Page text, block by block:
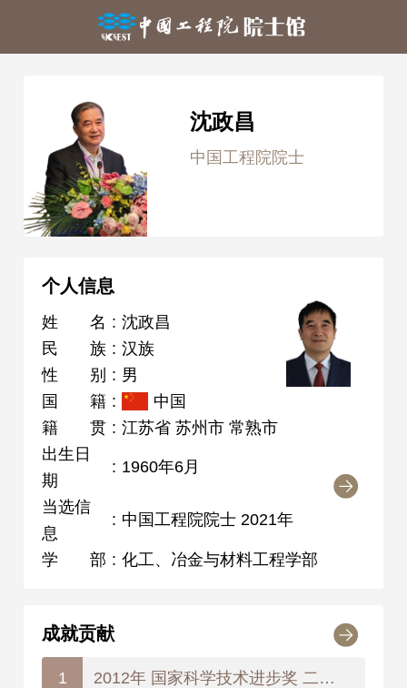
沈政昌
中国工程院院士
个人信息
姓名 : 沈政昌
民族 : 汉族
性别 : 男
国籍 :
中国
籍贯 : 江苏省 苏州市 常熟市
出生日
期
: 1960年6月
当选信
息
: 中国工程院院士 2021年
学部 : 化工、冶金与材料工程学部
成就贡献
1 2012年 国家科学技术进步奖 二等奖